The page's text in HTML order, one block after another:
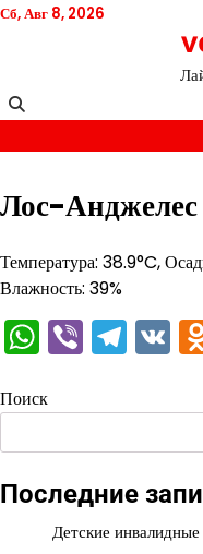
Перейти
Сб, Авг 8, 2026
Лос-Анджелес
Температура: 38.9°C,
Влажность: 39%
Viber
Поиск
Последние
Детские